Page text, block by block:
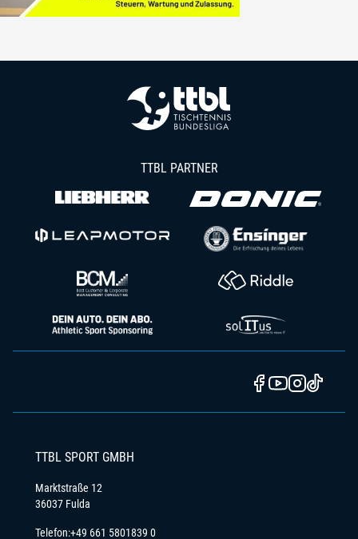
TTBL PARTNER
TTBL SPORT GMBH
Marktstraße 12
36037 Fulda
Telefon:+49 661 5801839 0